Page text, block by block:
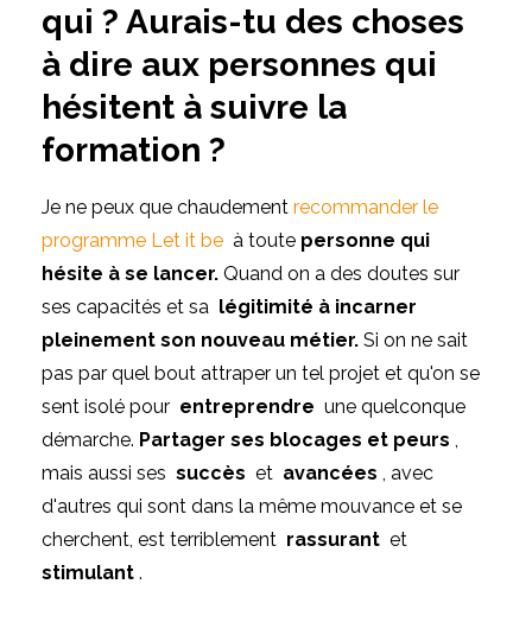
qui ? Aurais-tu des choses
à dire aux personnes qui
hésitent à suivre la
formation ?
Je ne peux que chaudement recommander le
programme Let it be à toute personne qui
hésite à se lancer. Quand on a des doutes sur
ses capacités et sa légitimité à incarner
pleinement son nouveau métier. Si on ne sait
pas par quel bout attraper un tel projet et qu'on se
sent isolé pour entreprendre une quelconque
démarche. Partager ses blocages et peurs ,
mais aussi ses succès et avancées , avec
d'autres qui sont dans la même mouvance et se
cherchent, est terriblement rassurant et
stimulant .